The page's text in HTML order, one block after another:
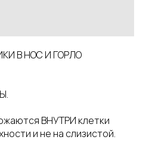
В НОС И ГОРЛО
ВНУТРИ клетки
и не на слизистой.